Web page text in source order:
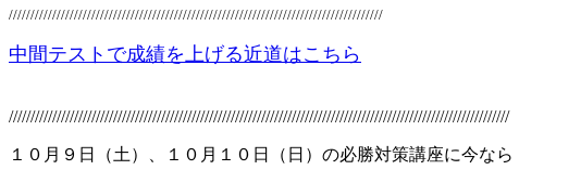
//////////////////////////////////////////////////////////////////////////////////////
中間テストで成績を上げる近道はこちら
///////////////////////////////////////////////////////////////////////////////////////////////////////////////////
１０月９日（土）、１０月１０日（日）の必勝対策講座に今なら